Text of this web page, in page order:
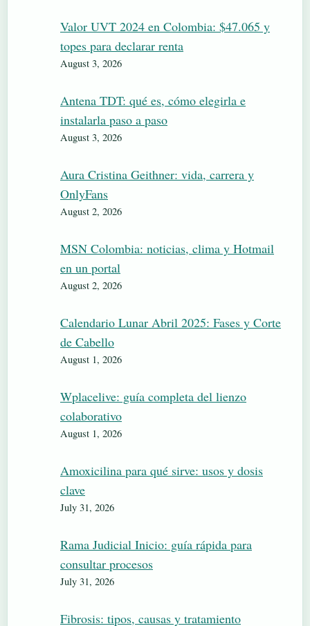
Valor UVT 2024 en Colombia: $47.065 y
topes para declarar renta
August 3, 2026
Antena TDT: qué es, cómo elegirla e
instalarla paso a paso
August 3, 2026
Aura Cristina Geithner: vida, carrera y
OnlyFans
August 2, 2026
MSN Colombia: noticias, clima y Hotmail
en un portal
August 2, 2026
Calendario Lunar Abril 2025: Fases y Corte
de Cabello
August 1, 2026
Wplacelive: guía completa del lienzo
colaborativo
August 1, 2026
Amoxicilina para qué sirve: usos y dosis
clave
July 31, 2026
Rama Judicial Inicio: guía rápida para
consultar procesos
July 31, 2026
Fibrosis: tipos, causas y tratamiento